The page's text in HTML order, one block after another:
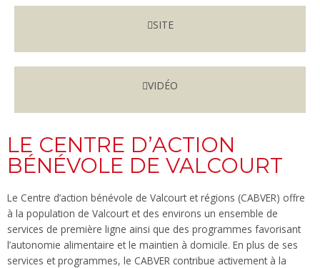
SITE
VIDÉO
LE CENTRE D’ACTION
BÉNÉVOLE DE VALCOURT
Le Centre d’action bénévole de Valcourt et régions (CABVER) offre
à la population de Valcourt et des environs un ensemble de
services de première ligne ainsi que des programmes favorisant
l’autonomie alimentaire et le maintien à domicile. En plus de ses
services et programmes, le CABVER contribue activement à la